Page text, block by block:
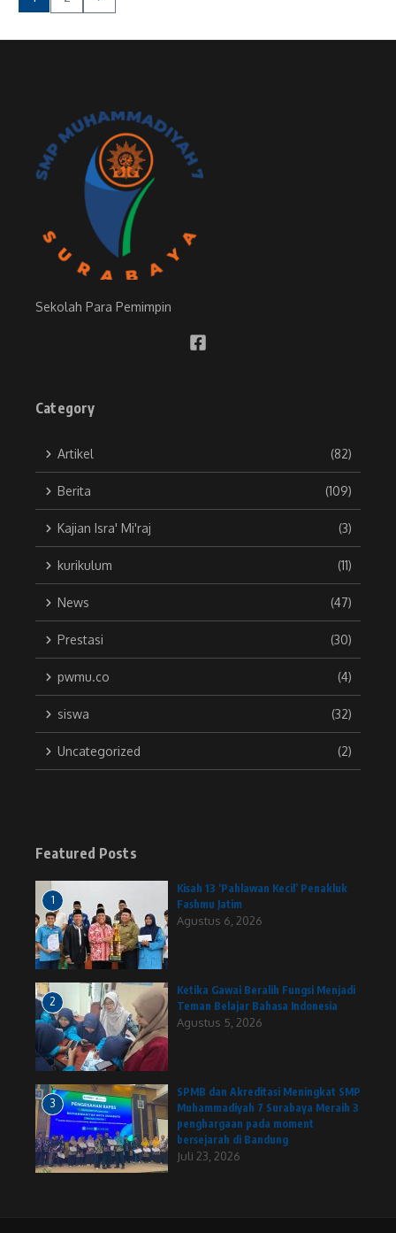
Sekolah Para Pemimpin
Category
Artikel (82)
Berita (109)
Kajian Isra' Mi'raj (3)
kurikulum (11)
News (47)
Prestasi (30)
pwmu.co (4)
siswa (32)
Uncategorized (2)
Featured Posts
1
Kisah 13 ‘Pahlawan Kecil’ Penakluk
Fashmu Jatim
Agustus 6, 2026
2
Ketika Gawai Beralih Fungsi Menjadi
Teman Belajar Bahasa Indonesia
Agustus 5, 2026
3
SPMB dan Akreditasi Meningkat SMP
Muhammadiyah 7 Surabaya Meraih 3
penghargaan pada moment
bersejarah di Bandung
Juli 23, 2026